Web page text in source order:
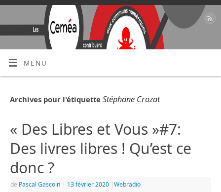
MENU
Archives pour l'étiquetteStéphane Crozat
« Des Libres et Vous »#7:
Des livres libres ! Qu’est ce
donc ?
de Pascal Gascoin | 13 février 2020 |Webradio